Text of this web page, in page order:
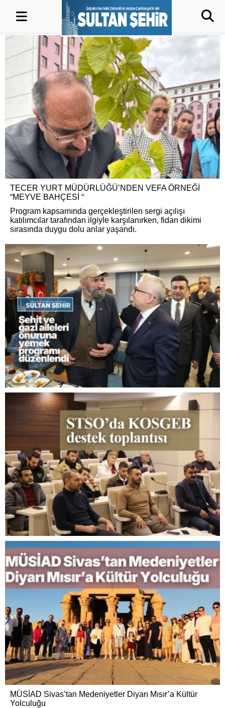
TECER YURT MÜDÜRLÜĞÜ’NDEN VEFA ÖRNEĞİ
“MEYVE BAHÇESİ “
Program kapsamında gerçekleştirilen sergi açılışı
katılımcılar tarafından ilgiyle karşılanırken, fidan dikimi
sırasında duygu dolu anlar yaşandı.
MÜSİAD Sivas’tan Medeniyetler Diyarı Mısır’a Kültür
Yolculuğu